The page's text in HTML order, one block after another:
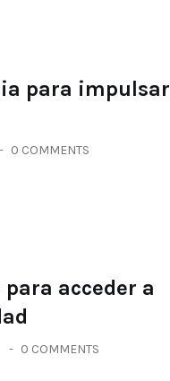
para impulsar
0 COMMENTS
acceder a
0 COMMENTS